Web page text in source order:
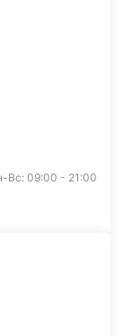
Вс: 09:00 - 21:00